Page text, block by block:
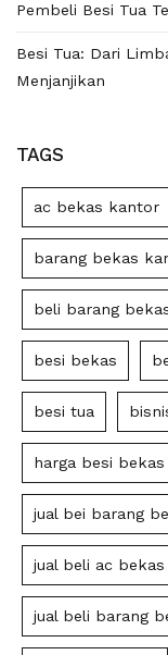
Pembeli Besi Tua
Besi Tua: Dari
Menjanjikan
TAGS
ac bekas kantor
barang bekas
beli barang
besi bekas
besi tua
harga besi bekas
jual bei barang
jual beli ac
jual beli barang